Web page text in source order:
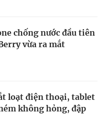
chống nước đầu tiên
vừa ra mắt
loạt điện thoại, tablet
không hỏng, đập